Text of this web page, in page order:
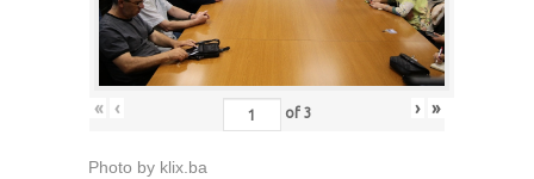
« ‹ of 3 › »
Photo by klix.ba